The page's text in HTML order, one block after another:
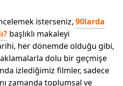
isterseniz, 90larda
başlıklı makaleyi
her dönemde olduğu gibi,
dolu bir geçmişe
izlediğimiz filmler, sadece
zamanda toplumsal ve